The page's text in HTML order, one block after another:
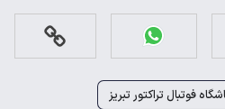
فوتبال تراکتور تبریز